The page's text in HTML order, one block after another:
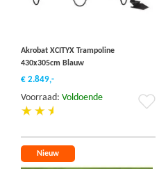
Akrobat XCITYX Trampoline
430x305cm Blauw
€ 2.849,-
Voorraad: Voldoende
Nieuw